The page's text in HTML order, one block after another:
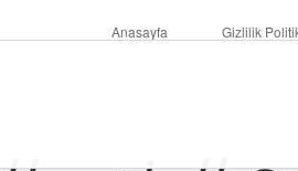
Anasayfa Gizlilik